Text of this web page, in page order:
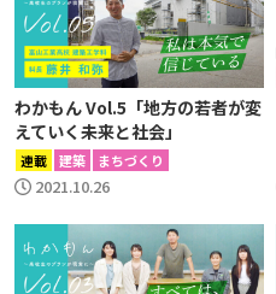
わかもん Vol.5「地方の若者が変
えていく未来と社会」
連載 建築 まちづくり
2021.10.26